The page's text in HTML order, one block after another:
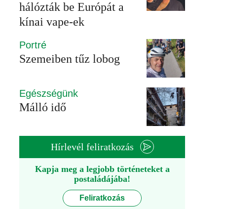
hálózták be Európát a
kínai vape-ek
Portré
Szemeiben tűz lobog
Egészségünk
Málló idő
Hírlevél feliratkozás
Kapja meg a legjobb történeteket a
postaládájába!
Feliratkozás